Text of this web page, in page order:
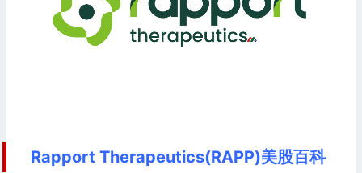
Rapport Therapeutics(RAPP)美股百科